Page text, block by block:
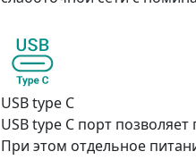
USB type С
USB type С порт
При этом отдельное